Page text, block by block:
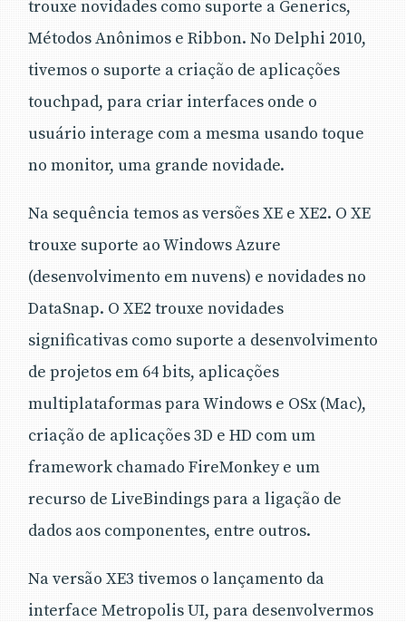
trouxe novidades como suporte a Generics,
Métodos Anônimos e Ribbon. No Delphi 2010,
tivemos o suporte a criação de aplicações
touchpad, para criar interfaces onde o
usuário interage com a mesma usando toque
no monitor, uma grande novidade.
Na sequência temos as versões XE e XE2. O XE
trouxe suporte ao Windows Azure
(desenvolvimento em nuvens) e novidades no
DataSnap. O XE2 trouxe novidades
significativas como suporte a desenvolvimento
de projetos em 64 bits, aplicações
multiplataformas para Windows e OSx (Mac),
criação de aplicações 3D e HD com um
framework chamado FireMonkey e um
recurso de LiveBindings para a ligação de
dados aos componentes, entre outros.
Na versão XE3 tivemos o lançamento da
interface Metropolis UI, para desenvolvermos